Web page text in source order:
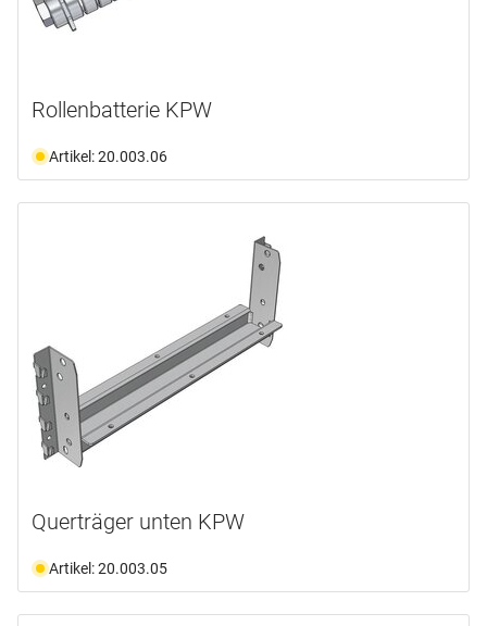
Rollenbatterie KPW
Artikel: 20.003.06
Querträger unten KPW
Artikel: 20.003.05